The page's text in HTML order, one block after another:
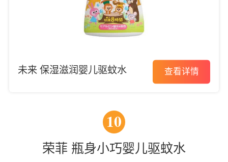
未来 保湿滋润婴儿驱蚊水 查看详情
10
荣菲 瓶身小巧婴儿驱蚊水